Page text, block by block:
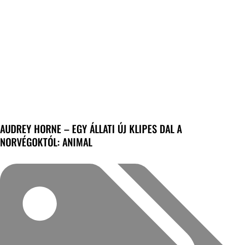
AUDREY HORNE – EGY ÁLLATI ÚJ KLIPES DAL A
NORVÉGOKTÓL: ANIMAL